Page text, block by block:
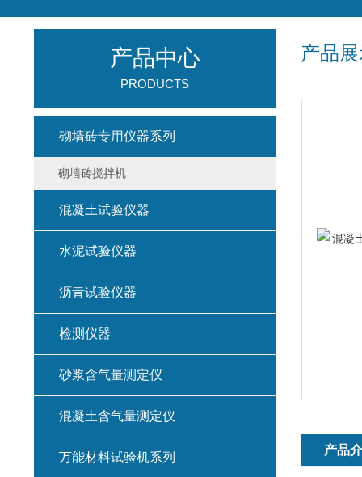
产品
产品
产品中心
PRODUCTS
砌墙砖专用仪器系列
砌墙砖搅拌机
混凝土试验仪器
水泥试验仪器
沥青试验仪器
检测仪器
砂浆含气量测定仪
混凝土含气量测定仪
万能材料试验机系列